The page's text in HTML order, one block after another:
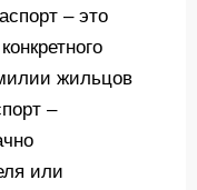
– это
жильцов
–
или